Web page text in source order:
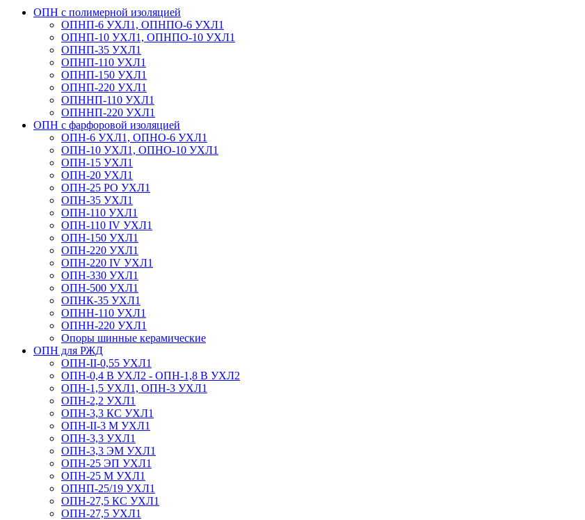
ОПН с полимерной изоляцией
ОПНП-6 УХЛ1, ОПНПО-6 УХЛ1
ОПНП-10 УХЛ1, ОПНПО-10 УХЛ1
ОПНП-35 УХЛ1
ОПНП-110 УХЛ1
ОПНП-150 УХЛ1
ОПНП-220 УХЛ1
ОПННП-110 УХЛ1
ОПННП-220 УХЛ1
ОПН с фарфоровой изоляцией
ОПН-6 УХЛ1, ОПНО-6 УХЛ1
ОПН-10 УХЛ1, ОПНО-10 УХЛ1
ОПН-15 УХЛ1
ОПН-20 УХЛ1
ОПН-25 РО УХЛ1
ОПН-35 УХЛ1
ОПН-110 УХЛ1
ОПН-110 IV УХЛ1
ОПН-150 УХЛ1
ОПН-220 УХЛ1
ОПН-220 IV УХЛ1
ОПН-330 УХЛ1
ОПН-500 УХЛ1
ОПНК-35 УХЛ1
ОПНН-110 УХЛ1
ОПНН-220 УХЛ1
Опоры шинные керамические
ОПН для РЖД
ОПН-II-0,55 УХЛ1
ОПН-0,4 В УХЛ2 - ОПН-1,8 В УХЛ2
ОПН-1,5 УХЛ1, ОПН-3 УХЛ1
ОПН-2,2 УХЛ1
ОПН-3,3 КС УХЛ1
ОПН-II-3 М УХЛ1
ОПН-3,3 УХЛ1
ОПН-3,3 ЭМ УХЛ1
ОПН-25 ЭП УХЛ1
ОПН-25 М УХЛ1
ОПНП-25/19 УХЛ1
ОПН-27,5 КС УХЛ1
ОПН-27,5 УХЛ1